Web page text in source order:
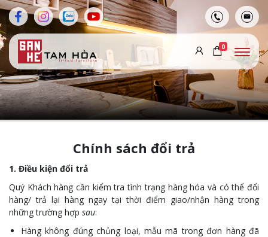
0
Chính sách đổi trả
1. Điều kiện đổi trả
Quý Khách hàng cần kiểm tra tình trạng hàng hóa và có thể đổi
hàng/ trả lại hàng ngay tại thời điểm giao/nhận hàng trong
những trường hợp sau:
Hàng không đúng chủng loại, mẫu mã trong đơn hàng đã